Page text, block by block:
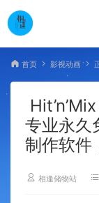
首页 影视动画
专业永久
制作软件
相逢储物站